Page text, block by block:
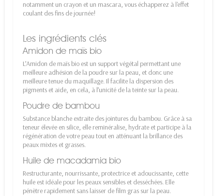
notamment un crayon et un mascara, vous échapperez à l'effet
coulant des fins de journée!
Les ingrédients clés
Amidon de maïs bio
L’Amidon de maïs bio est un support végétal permettant une
meilleure adhésion de la poudre sur la peau, et donc une
meilleure tenue du maquillage. Il facilite la dispersion des
pigments et aide, en cela, à l’unicité de la teinte sur la peau.
Poudre de bambou
Substance blanche extraite des jointures du bambou. Grâce à sa
teneur élevée en silice, elle reminéralise, hydrate et participe à la
régénération de votre peau tout en atténuant la brillance des
peaux mixtes et grasses.
Huile de macadamia bio
Restructurante, nourrissante, protectrice et adoucissante, cette
huile est idéale pour les peaux sensibles et desséchées. Elle
pénètre rapidement sans laisser de film gras sur la peau.